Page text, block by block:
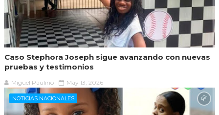
Caso Stephora Joseph sigue avanzando con nuevas
pruebas y testimonios
Miguel Paulino May 13, 2026
NOTICIAS NACIONALES